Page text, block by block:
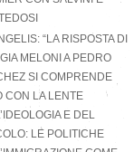
“LA RISPOSTA DI
MELONI A PEDRO
SI COMPRENDE
CON LA LENTE
E DEL
LE POLITICHE